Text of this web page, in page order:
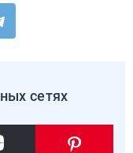
сетях